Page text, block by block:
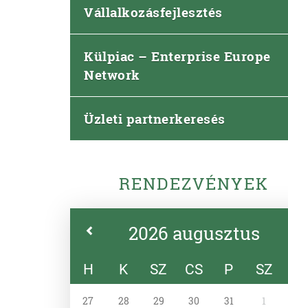
Vállalkozásfejlesztés
Külpiac – Enterprise Europe
Network
Üzleti partnerkeresés
RENDEZVÉNYEK
2026 augusztus
H K SZ CS P SZ
27 28 29 30 31 1